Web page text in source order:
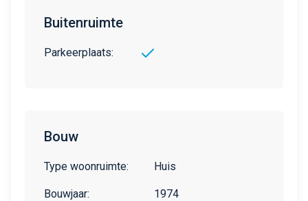
Buitenruimte
Parkeerplaats:
Bouw
Type woonruimte: Huis
Bouwjaar: 1974